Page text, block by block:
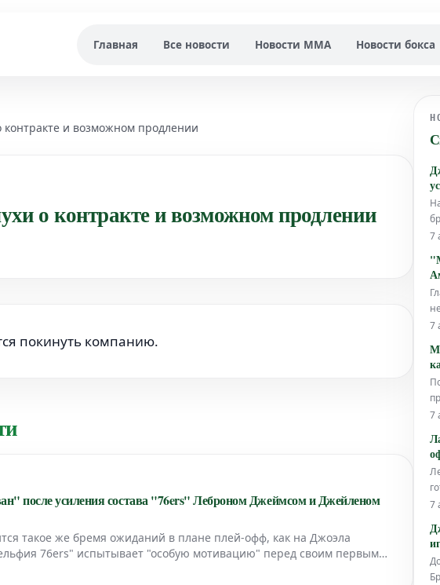
Главная Все новости Новости MMA Новости бокса
и возможном продлении
о контракте и возможном продлении
покинуть компанию.
после усиления состава "76ers" Леброном Джеймсом и Джейленом
такое же бремя ожиданий в плане плей-офф, как на Джоэла
76ers" испытывает "особую мотивацию" перед своим первым
7
7
7
7